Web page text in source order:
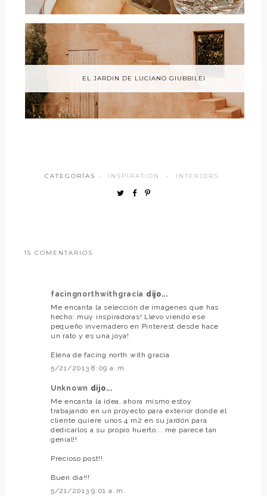
EL JARDIN DE LUCIANO GIUBBILEI
CATEGORÍAS · INSPIRATION · INTERIORS
15 COMENTARIOS
facingnorthwithgracia dijo...
Me encanta la selección de imágenes que has
hecho: muy inspiradoras! Llevo viendo ese
pequeño invernadero en Pinterest desde hace
un rato y es una joya!
Elena de facing north with gracia
5/21/2013 8:09 a. m.
Unknown dijo...
Me encanta la idea, ahora mismo estoy
trabajando en un proyecto para exterior donde el
cliente quiere unos 4 m2 en su jardón para
dedicarlos a su propio huerto... me parece tan
genial!!
Precioso post!!
Buen dia!!!
5/21/2013 9:01 a. m.